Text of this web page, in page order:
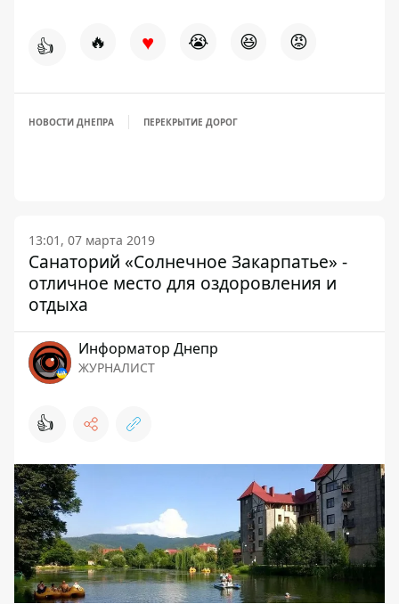
👍 🔥 ♥ 😭 😆 😡
НОВОСТИ ДНЕПРА ПЕРЕКРЫТИЕ ДОРОГ
13:01, 07 марта 2019
Санаторий «Солнечное Закарпатье» -
отличное место для оздоровления и
отдыха
Информатор Днепр
ЖУРНАЛИСТ
👍